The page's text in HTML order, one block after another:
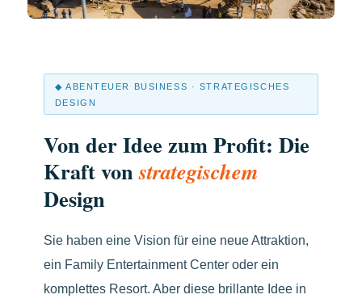
◆ ABENTEUER BUSINESS · STRATEGISCHES
DESIGN
Von der Idee zum Profit: Die
Kraft vonstrategischem
Design
Sie haben eine Vision für eine neue Attraktion,
ein Family Entertainment Center oder ein
komplettes Resort. Aber diese brillante Idee in